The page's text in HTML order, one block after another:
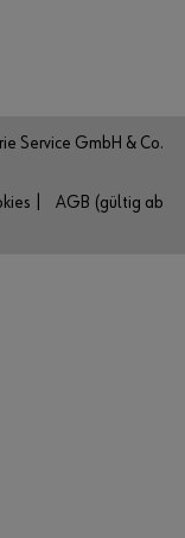
Service GmbH & Co.
|
AGB (gültig ab